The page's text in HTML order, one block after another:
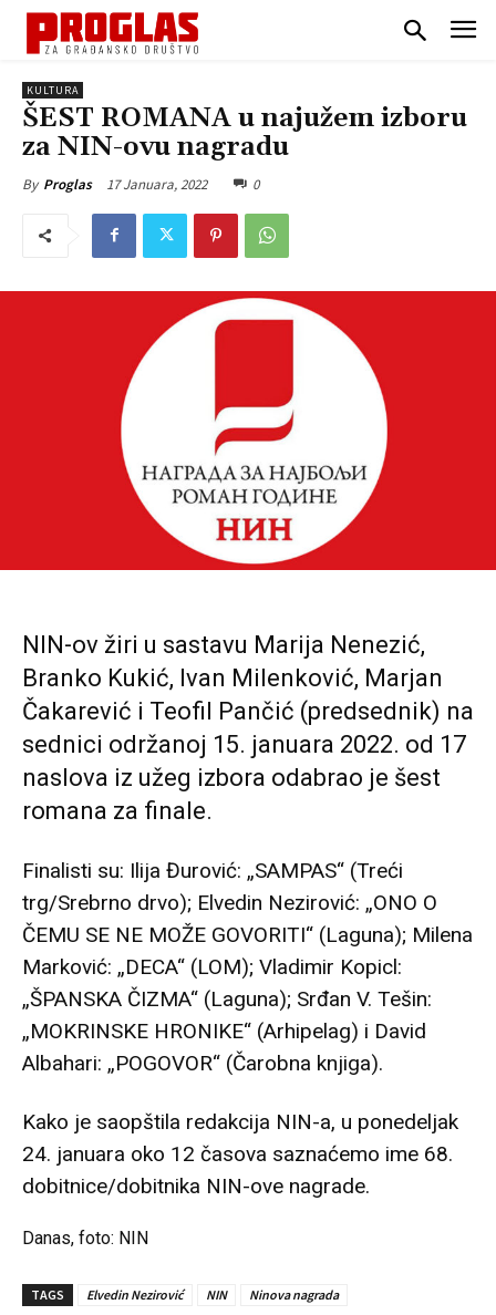
KULTURA
ŠEST ROMANA u najužem izboru
za NIN-ovu nagradu
By Proglas 17 Januara, 2022 0
NIN-ov žiri u sastavu Marija Nenezić,
Branko Kukić, Ivan Milenković, Marjan
Čakarević i Teofil Pančić (predsednik) na
sednici održanoj 15. januara 2022. od 17
naslova iz užeg izbora odabrao je šest
romana za finale.
Finalisti su: Ilija Đurović: „SAMPAS“ (Treći
trg/Srebrno drvo); Elvedin Nezirović: „ONO O
ČEMU SE NE MOŽE GOVORITI“ (Laguna); Milena
Marković: „DECA“ (LOM); Vladimir Kopicl:
„ŠPANSKA ČIZMA“ (Laguna); Srđan V. Tešin:
„MOKRINSKE HRONIKE“ (Arhipelag) i David
Albahari: „POGOVOR“ (Čarobna knjiga).
Kako je saopštila redakcija NIN-a, u ponedeljak
24. januara oko 12 časova saznaćemo ime 68.
dobitnice/dobitnika NIN-ove nagrade.
Danas, foto: NIN
TAGS Elvedin Nezirović NIN Ninova nagrada